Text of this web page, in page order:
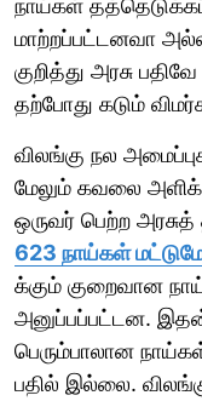
மாற்றப்பட்டனவா
குறித்து அரசு
தற்போது கடும்
விலங்கு நல
மேலும் கவலை
ஒருவர் பெற்ற அரசுத்
623 நாய்கள்
க்கும் குறைவான
அனுப்பப்பட்டன.
பெரும்பாலான
பதில் இல்லை.